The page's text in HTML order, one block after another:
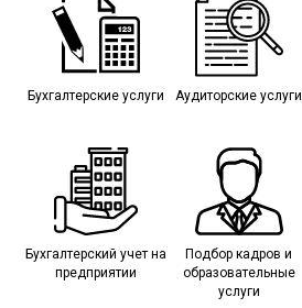
Бухгалтерские услуги Аудиторские услуги
Бухгалтерский учет на
предприятии
Подбор кадров и
образовательные
услуги